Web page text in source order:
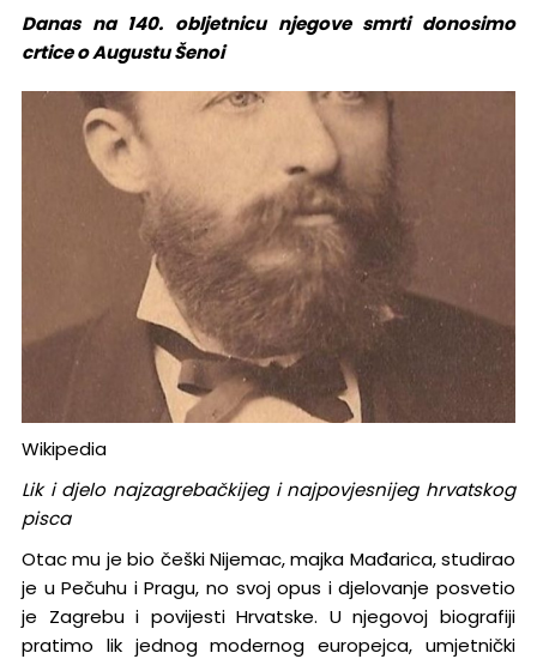
Danas na 140. obljetnicu njegove smrti donosimo
crtice o Augustu Šenoi
Wikipedia
Lik i djelo najzagrebačkijeg i najpovjesnijeg hrvatskog
pisca
Otac mu je bio češki Nijemac, majka Mađarica, studirao
je u Pečuhu i Pragu, no svoj opus i djelovanje posvetio
je Zagrebu i povijesti Hrvatske. U njegovoj biografiji
pratimo lik jednog modernog europejca, umjetnički